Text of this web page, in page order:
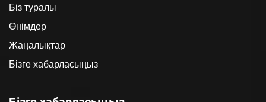
Біз туралы
Өнімдер
Жаңалықтар
Бізге хабарласыңыз